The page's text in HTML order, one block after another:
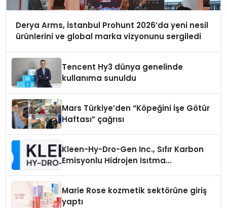
Derya Arms, İstanbul Prohunt 2026’da yeni nesil
ürünlerini ve global marka vizyonunu sergiledi
Tencent Hy3 dünya genelinde
kullanıma sunuldu
Mars Türkiye’den “Köpeğini İşe Götür
Haftası” çağrısı
Kleen-Hy-Dro-Gen Inc., Sıfır Karbon
Emisyonlu Hidrojen Isıtma
Marie Rose kozmetik sektörüne giriş
yaptı